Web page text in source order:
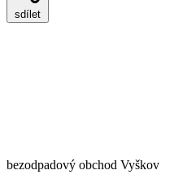
sdílet
bezodpadový obchod Vyškov